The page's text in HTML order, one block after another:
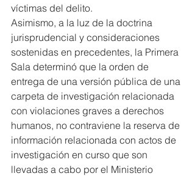
víctimas del delito.
Asimismo, a la luz de la doctrina
jurisprudencial y consideraciones
sostenidas en precedentes, la Primera
Sala determinó que la orden de
entrega de una versión pública de una
carpeta de investigación relacionada
con violaciones graves a derechos
humanos, no contraviene la reserva de
información relacionada con actos de
investigación en curso que son
llevadas a cabo por el Ministerio